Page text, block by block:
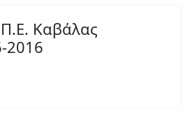
Καβάλας
2016